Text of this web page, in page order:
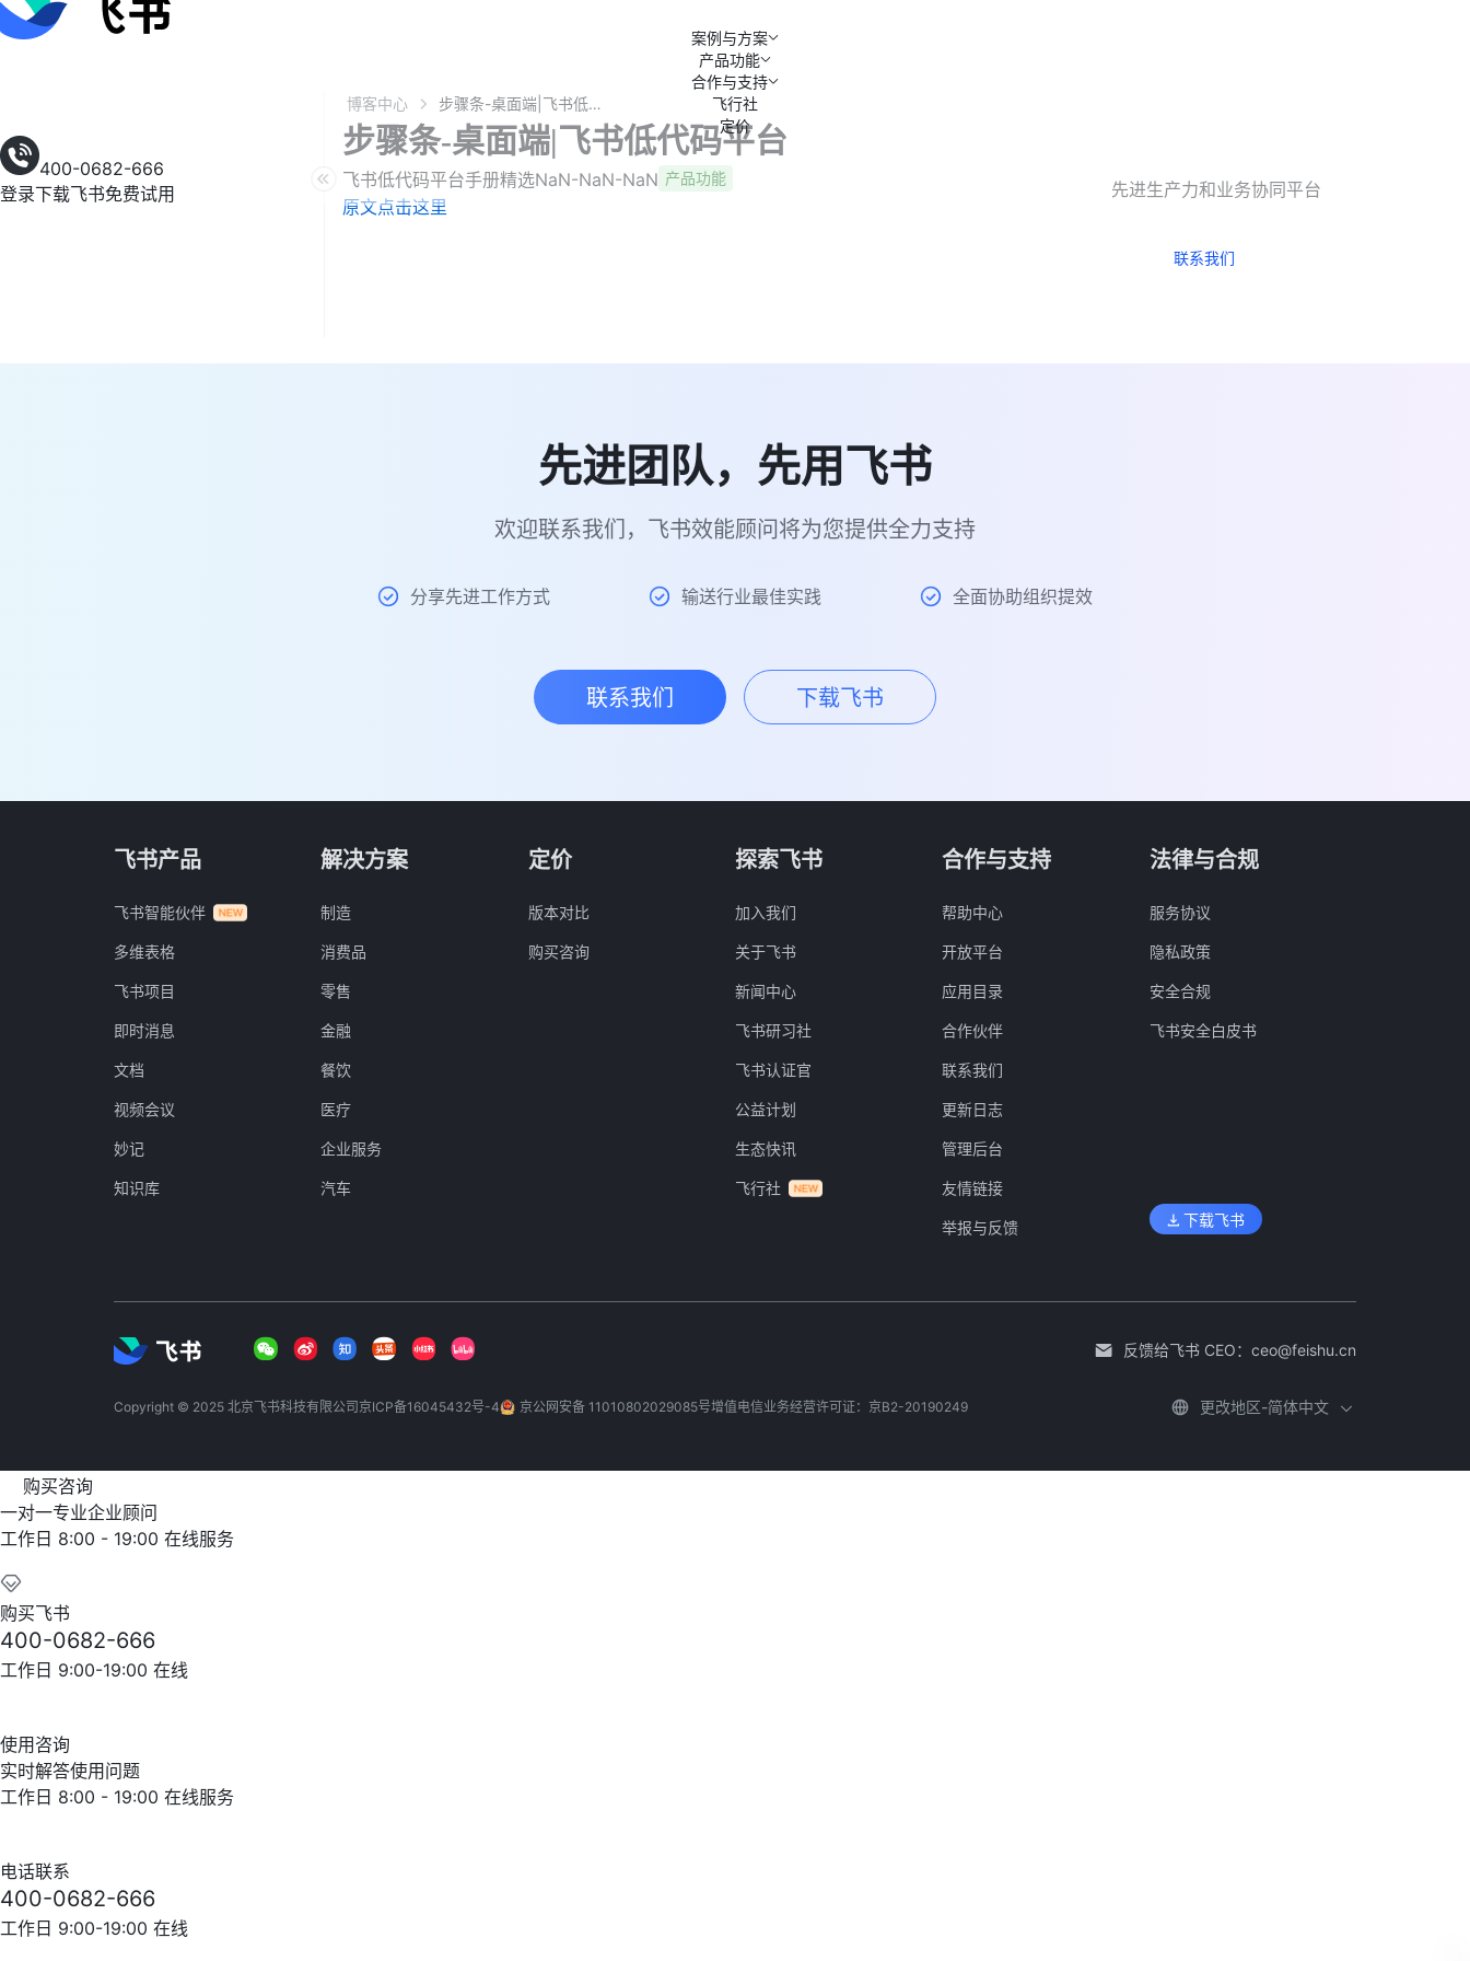
案例与方案
产品功能
合作与支持
飞行社
定价
400-0682-666
登录下载飞书免费试用
博客中心 步骤条-桌面端|飞书低代码平台
步骤条-桌面端|飞书低代码平台
飞书低代码平台手册精选NaN-NaN-NaN 产品功能
原文点击这里
先进生产力和业务协同平台
联系我们
先进团队，先用飞书
欢迎联系我们，飞书效能顾问将为您提供全力支持
分享先进工作方式 输送行业最佳实践 全面协助组织提效
联系我们 下载飞书
飞书产品
飞书智能伙伴
多维表格
飞书项目
即时消息
文档
视频会议
妙记
知识库
解决方案
制造
消费品
零售
金融
餐饮
医疗
企业服务
汽车
定价
版本对比
购买咨询
探索飞书
加入我们
关于飞书
新闻中心
飞书研习社
飞书认证官
公益计划
生态快讯
飞行社
合作与支持
帮助中心
开放平台
应用目录
合作伙伴
联系我们
更新日志
管理后台
友情链接
举报与反馈
法律与合规
服务协议
隐私政策
安全合规
飞书安全白皮书
下载飞书
反馈给飞书 CEO： ceo@feishu.cn
Copyright © 2025 北京飞书科技有限公司京ICP备16045432号-4 京公网安备 11010802029085号增值电信业务经营许可证：京B2-20190249 更改地区-简体中文
购买咨询
一对一专业企业顾问
工作日 8:00 - 19:00 在线服务
购买飞书
400-0682-666
工作日 9:00-19:00 在线
使用咨询
实时解答使用问题
工作日 8:00 - 19:00 在线服务
电话联系
400-0682-666
工作日 9:00-19:00 在线